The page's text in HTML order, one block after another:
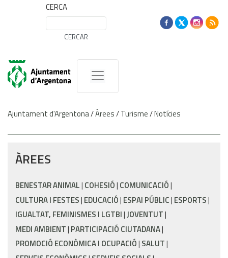
CERCA
Ajuntament d'Argentona/Àrees/Turisme/Notícies
ÀREES
BENESTAR ANIMAL COHESIÓ COMUNICACIÓ
CULTURA I FESTES EDUCACIÓ ESPAI PÚBLIC ESPORTS
IGUALTAT, FEMINISMES I LGTBI JOVENTUT
MEDI AMBIENT PARTICIPACIÓ CIUTADANA
PROMOCIÓ ECONÒMICA I OCUPACIÓ SALUT